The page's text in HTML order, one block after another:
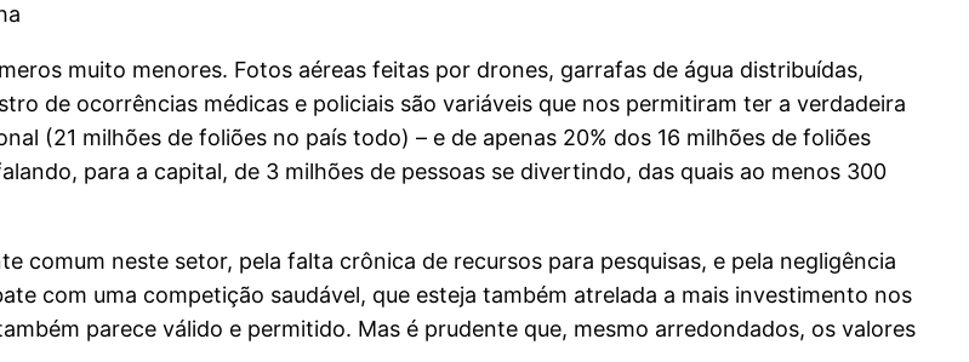
muito menores. Fotos aéreas feitas por drones, garrafas de água distribuídas,
de ocorrências médicas e policiais são variáveis que nos permitiram ter a verdadeira
(21 milhões de foliões no país todo) – e de apenas 20% dos 16 milhões de foliões
para a capital, de 3 milhões de pessoas se divertindo, das quais ao menos 300
comum neste setor, pela falta crônica de recursos para pesquisas, e pela negligência
com uma competição saudável, que esteja também atrelada a mais investimento nos
parece válido e permitido. Mas é prudente que, mesmo arredondados, os valores